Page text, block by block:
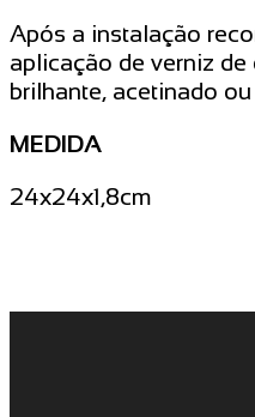
Após a instalação
aplicação de verniz
brilhante, acetinado
MEDIDA
24x24x1,8cm